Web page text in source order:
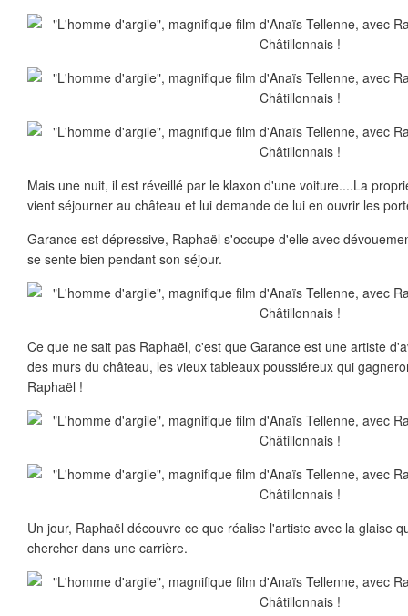
Mais une nuit, il est réveillé par le klaxon d'une voiture....La
vient séjourner au château et lui demande de lui en ouvrir les
Garance est dépressive, Raphaël s'occupe d'elle avec
se sente bien pendant son séjour.
Ce que ne sait pas Raphaël, c'est que Garance est une artiste
des murs du château, les vieux tableaux poussiéreux qui
Raphaël !
Un jour, Raphaël découvre ce que réalise l'artiste avec la glaise
chercher dans une carrière.